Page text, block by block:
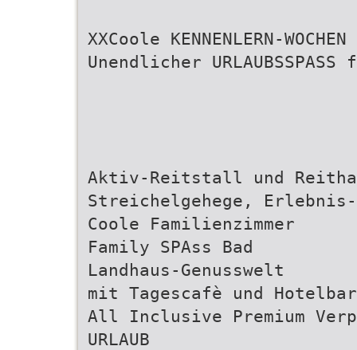
XXCoole KENNENLERN-
Unendlicher
Aktiv-Reitstall und
Streichelgehege, Erlebnis-
Coole Familienzimmer
Family SPAss Bad
Landhaus-Genusswelt
mit Tagescafè und Hotelbar
All Inclusive Premium
URLAUB